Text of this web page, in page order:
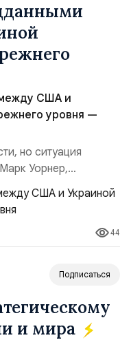
США и
уровня —
но ситуация
Уорнер,
по разведке,
беспилотников и
ей наносить
и укрепило её
США стало
44
Подписаться
и мира